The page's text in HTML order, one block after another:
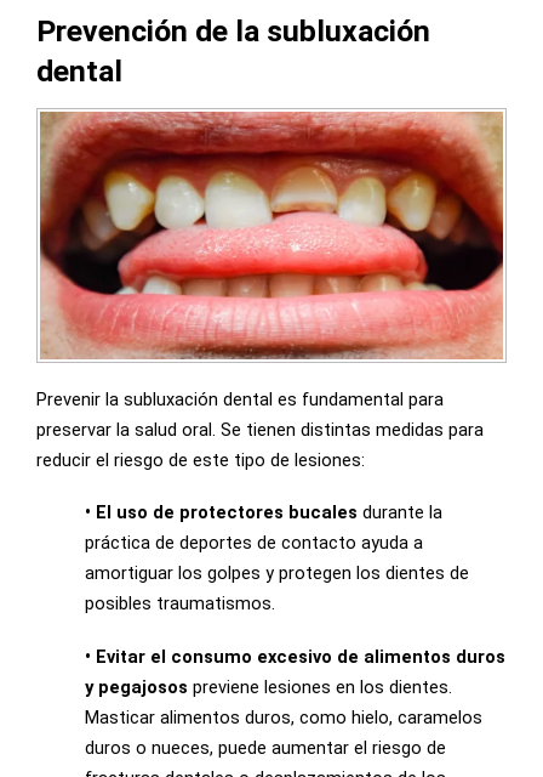
Prevención de la subluxación
dental
Prevenir la subluxación dental es fundamental para
preservar la salud oral. Se tienen distintas medidas para
reducir el riesgo de este tipo de lesiones:
• El uso de protectores bucales durante la
práctica de deportes de contacto ayuda a
amortiguar los golpes y protegen los dientes de
posibles traumatismos.
• Evitar el consumo excesivo de alimentos duros
y pegajosos previene lesiones en los dientes.
Masticar alimentos duros, como hielo, caramelos
duros o nueces, puede aumentar el riesgo de